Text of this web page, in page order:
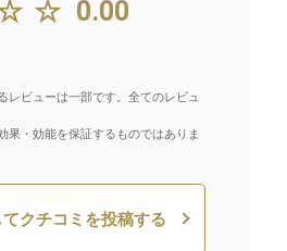
0.00
レビューは一部です。全てのレビュ
果・効能を保証するものではありま
クチコミを投稿する